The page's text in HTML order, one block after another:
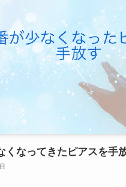
くなってきたピアスを手